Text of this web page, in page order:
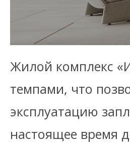
Жилой комплекс
темпами, что
эксплуатацию
настоящее время